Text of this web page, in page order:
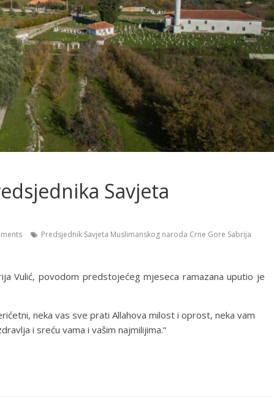
Savjeta
Predsjednik Savjeta Muslimanskog naroda Crne Gore Sabrija
Vulić, povodom predstojećeg mjeseca ramazana uputio je
neka vas sve prati Allahova milost i oprost, neka vam
i sreću vama i vašim najmilijima.“